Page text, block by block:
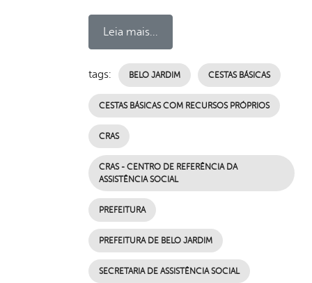
Leia mais...
tags: BELO JARDIM CESTAS BÁSICAS
CESTAS BÁSICAS COM RECURSOS PRÓPRIOS
CRAS
CRAS - CENTRO DE REFERÊNCIA DA
ASSISTÊNCIA SOCIAL
PREFEITURA
PREFEITURA DE BELO JARDIM
SECRETARIA DE ASSISTÊNCIA SOCIAL